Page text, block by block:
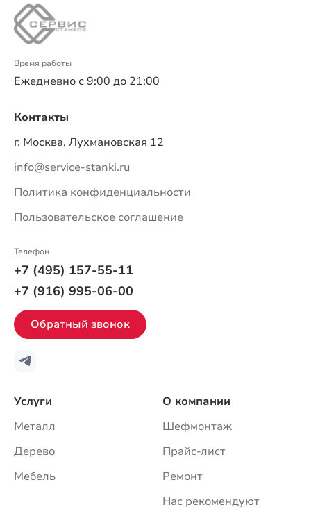
Время работы
Ежедневно с 9:00 до 21:00
Услуги
Металл
Дерево
Мебель
О компании
Шефмонтаж
Прайс-лист
Ремонт
Нас рекомендуют
Контакты
г. Москва, Лухмановская 12
info@service-stanki.ru
Политика конфиденциальности
Пользовательское соглашение
Телефон
+7 (495) 157-55-11
+7 (916) 995-06-00
Обратный звонок